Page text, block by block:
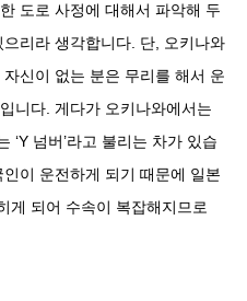
도로 사정에 대해서 파악해 두
리라 생각합니다. 단, 오키나와
신이 없는 분은 무리를 해서 운
니다. 게다가 오키나와에서는
‘Y 넘버’라고 불리는 차가 있습
이 운전하게 되기 때문에 일본
게 되어 수속이 복잡해지므로